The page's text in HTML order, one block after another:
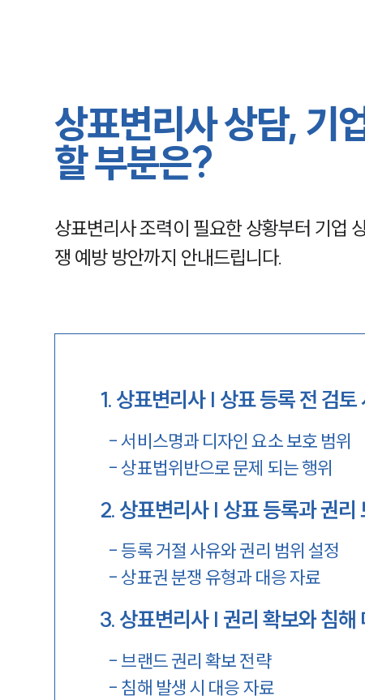
상표변리사 상담, 기
할 부분은?
상표변리사 조력이 필요한 상황부터 기업
쟁 예방 방안까지 안내드립니다.
1. 상표변리사 | 상표 등록 전 검토
-서비스명과 디자인 요소 보호 범위
- 상표법위반으로 문제 되는 행위
2. 상표변리사 | 상표 등록과 권리
- 등록 거절 사유와 권리 범위 설정
- 상표권 분쟁 유형과 대응 자료
3. 상표변리사 | 권리 확보와 침해
- 브랜드 권리 확보 전략
- 침해 발생 시 대응 자료